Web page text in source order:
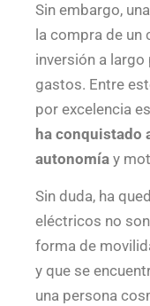
Sin embargo,
la compra de
inversión a largo
gastos. Entre
por excelencia es
ha conquistado
autonomía y
Sin duda, ha
eléctricos no
forma de
y que se
una persona